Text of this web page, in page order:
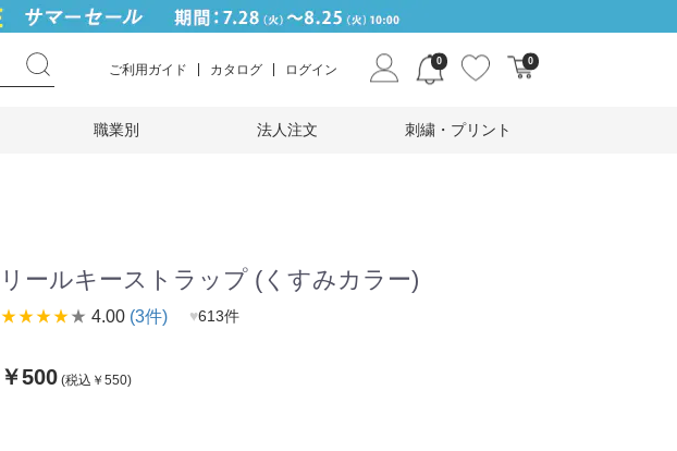
ご利用ガイド カタログ ログイン
0 0
職業別 法人注文 刺繍・プリント
リールキーストラップ (くすみカラー)
star_ratestar_ratestar_ratestar_ratestar_rate 4.00 (3件) ♥613件
￥500 (税込￥550)